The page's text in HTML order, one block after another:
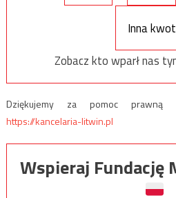
Inna
Zobacz kto wparł nas
Dziękujemy za pomoc prawną
https://kancelaria-litwin.pl
Wspieraj Fundację